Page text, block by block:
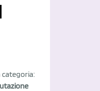
categoria: